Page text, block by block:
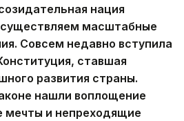
нация
масштабные
Совсем недавно вступила
ставшая
развития страны.
нашли воплощение
мечты и непреходящие